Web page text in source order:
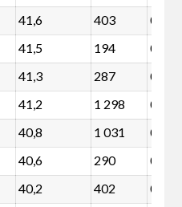
41,6 403 0,1
41,5 194 0,0
41,3 287 0,0
41,2 1 298 0,2
40,8 1 031 0,2
40,6 290 0,1
40,2 402 0,1